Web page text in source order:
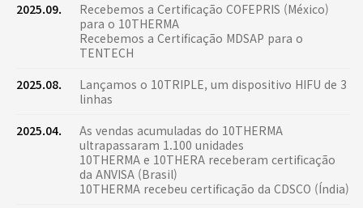
2025.09.
Recebemos a Certificação COFEPRIS (México)
para o 10THERMA
Recebemos a Certificação MDSAP para o
TENTECH
2025.08.
Lançamos o 10TRIPLE, um dispositivo HIFU de 3
linhas
2025.04.
As vendas acumuladas do 10THERMA
ultrapassaram 1.100 unidades
10THERMA e 10THERA receberam certificação
da ANVISA (Brasil)
10THERMA recebeu certificação da CDSCO (Índia)